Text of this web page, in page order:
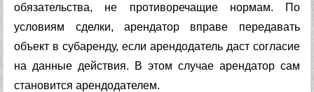
обязательства, не противоречащие нормам. По
условиям сделки, арендатор вправе передавать
объект в субаренду, если арендодатель даст согласие
на данные действия. В этом случае арендатор сам
становится арендодателем.